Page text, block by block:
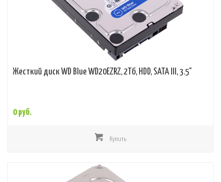
Жесткий диск WD Blue WD20EZRZ, 2Тб, HDD, SATA III, 3.5"
0 руб.
Купить